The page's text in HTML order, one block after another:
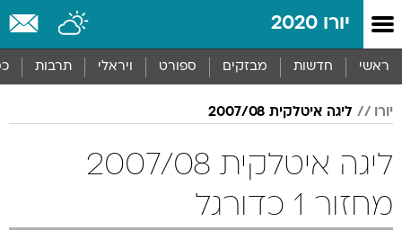
יורו 2020
ראשי חדשות מבזקים ספורט ויראלי תרבות
יורו ליגה איטלקית 2007/08
ליגה איטלקית 2007/08
מחזור 1 כדורגל